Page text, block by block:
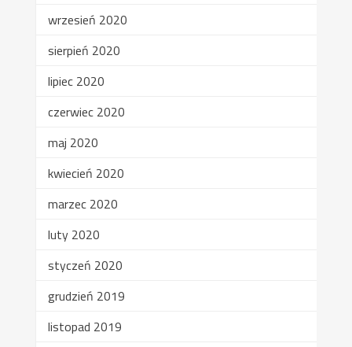
wrzesień 2020
sierpień 2020
lipiec 2020
czerwiec 2020
maj 2020
kwiecień 2020
marzec 2020
luty 2020
styczeń 2020
grudzień 2019
listopad 2019